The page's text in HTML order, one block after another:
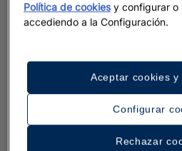
Política de cookiesy configurar o
accediendo a la Configuración.
Configurar
Rechazar
Aceptar cookies y